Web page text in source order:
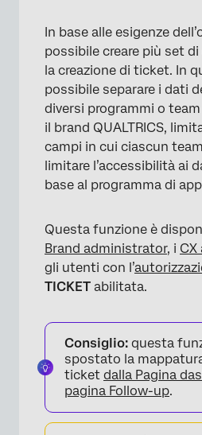
Modifica dei set di dati
creazione di rapporti sui
In base alle esigenze
possibile creare più set
la creazione di ticket. In
possibile separare i dati
diversi programmi o
il brand QUALTRICS,
campi in cui ciascun
limitare l’accessibilità ai
base al programma di
Questa funzione è
Brand administrator, i
gli utenti con l’
TICKET abilitata.
Consiglio: questa
spostato la
ticket dalla Pagina
pagina Follow-up.